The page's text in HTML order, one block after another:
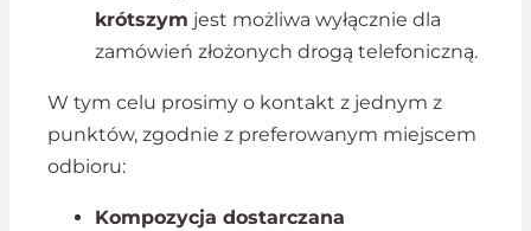
krótszym jest możliwa wyłącznie dla
zamówień złożonych drogą telefoniczną.
W tym celu prosimy o kontakt z jednym z
punktów, zgodnie z preferowanym miejscem
odbioru:
Kompozycja dostarczana